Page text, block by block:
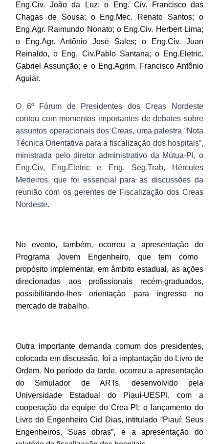
Eng.Civ. João da Luz; o Eng. Civ. Francisco das
Chagas de Sousa; o Eng.Mec. Renato Santos; o
Eng.Agr. Raimundo Nonato; o Eng.Civ. Herbert Lima;
o Eng.Agr. Antônio José Sales; o Eng.Civ. Juan
Reinaldo, o Eng. Civ.Pablo Santana; o Eng.Eletric.
Gabriel Assunção; e o Eng.Agrim. Francisco Antônio
Aguiar.
O 6º Fórum de Presidentes dos Creas Nordeste
contou com momentos importantes de debates sobre
assuntos operacionais dos Creas, uma palestra “Nota
Técnica Orientativa para a fiscalização dos hospitais”,
ministrada pelo diretor administrativo da Mútua-PI, o
Eng.Civ, Eng.Eletric e Eng. Seg.Trab, Hércules
Medeiros, que foi essencial para as discussões da
reunião com os gerentes de Fiscalização dos Creas
Nordeste.
No evento, também, ocorreu a apresentação do
Programa Jovem Engenheiro, que tem como
propósito implementar, em âmbito estadual, as ações
direcionadas aos profissionais recém-graduados,
possibilitando-lhes orientação para ingresso no
mercado de trabalho.
Outra importante demanda comum dos presidentes,
colocada em discussão, foi a implantação do Livro de
Ordem. No período da tarde, ocorreu a apresentação
do Simulador de ARTs, desenvolvido pela
Universidade Estadual do Piauí-UESPI, com a
cooperação da equipe do Crea-PI; o lançamento do
Livro do Engenheiro Cid Dias, intitulado “Piauí: Seus
Engenheiros, Suas obras”, e a apresentação do